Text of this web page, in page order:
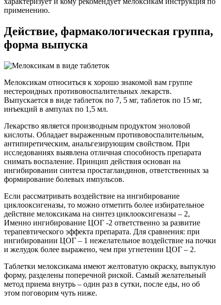
применению.
Действие, фармакологическая группа,
форма выпуска
Мелоксикам относиться к хорошо знакомой вам группе
нестероидных противовоспалительных лекарств.
Выпускается в виде таблеток по 7, 5 мг, таблеток по 15 мг,
инъекций в ампулах по 1,5 мл.
Лекарство является производным продуктом эноловой
кислоты. Обладает выраженным противовоспалительным,
антипиретическим, анальгезирующим свойством. При
исследованиях выявлена отличная способность препарата
снимать воспаление. Принцип действия основан на
ингибировании синтеза простагландинов, ответственных за
формирование болевых импульсов.
Если рассматривать воздействие на ингибирование
циклооксигеназы, то можно отметить более избирательное
действие мелоксикама на синтез циклооксигеназы – 2,
Именно ингибирование ЦОГ -2 ответственно за развитие
терапевтического эффекта препарата. Для сравнения: при
ингибировании ЦОГ – 1 нежелательное воздействие на почки
и желудок более выражено, чем при угнетении ЦОГ – 2.
Таблетки мелоксикама имеют желтоватую окраску, выпуклую
форму, разделены поперечной риской. Самый желательный
метод приема внутрь – один раз в сутки, после еды, но об
этом поговорим чуть ниже.